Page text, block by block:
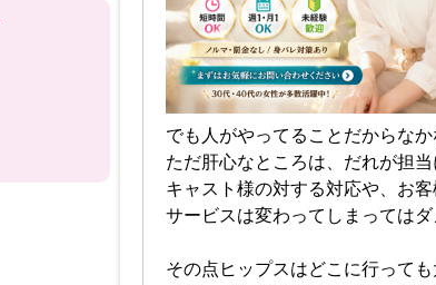
でも人がやってることだからなか
ただ肝心なところは、だれが担
キャスト様の対する対応や、お
サービスは変わってしまってはダ
その点ヒップスはどこに行っても